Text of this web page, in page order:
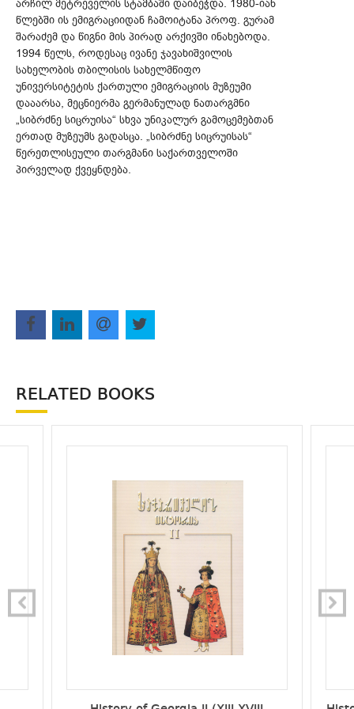
არჩილ მეტრეველის სტამბაში დაიბეჭდა. 1980-იან
წლებში ის ემიგრაციიდან ჩამოიტანა პროფ. გურამ
შარაძემ და წიგნი მის პირად არქივში ინახებოდა.
1994 წელს, როდესაც ივანე ჯავახიშვილის
სახელობის თბილისის სახელმწიფო
უნივერსიტეტის ქართული ემიგრაციის მუზეუმი
დააარსა, მეცნიერმა გერმანულად ნათარგმნი
„სიბრძნე სიცრუისა“ სხვა უნიკალურ გამოცემებთან
ერთად მუზეუმს გადასცა. „სიბრძნე სიცრუისას“
წერეთლისეული თარგმანი საქართველოში
პირველად ქვეყნდება.
RELATED BOOKS